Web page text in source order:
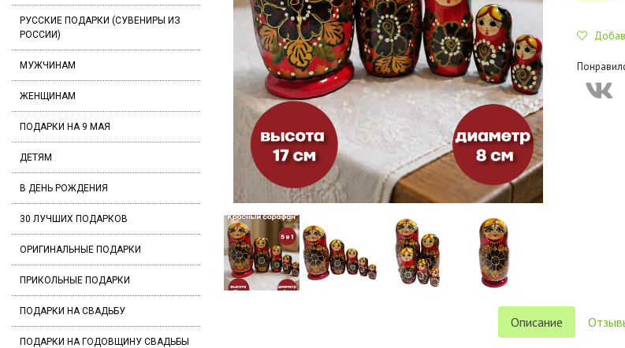
РУССКИЕ ПОДАРКИ (СУВЕНИРЫ ИЗ
РОССИИ)
МУЖЧИНАМ
ЖЕНЩИНАМ
ПОДАРКИ НА 9 МАЯ
ДЕТЯМ
В ДЕНЬ РОЖДЕНИЯ
30 ЛУЧШИХ ПОДАРКОВ
ОРИГИНАЛЬНЫЕ ПОДАРКИ
ПРИКОЛЬНЫЕ ПОДАРКИ
ПОДАРКИ НА СВАДЬБУ
ПОДАРКИ НА ГОДОВЩИНУ СВАДЬБЫ
Описание